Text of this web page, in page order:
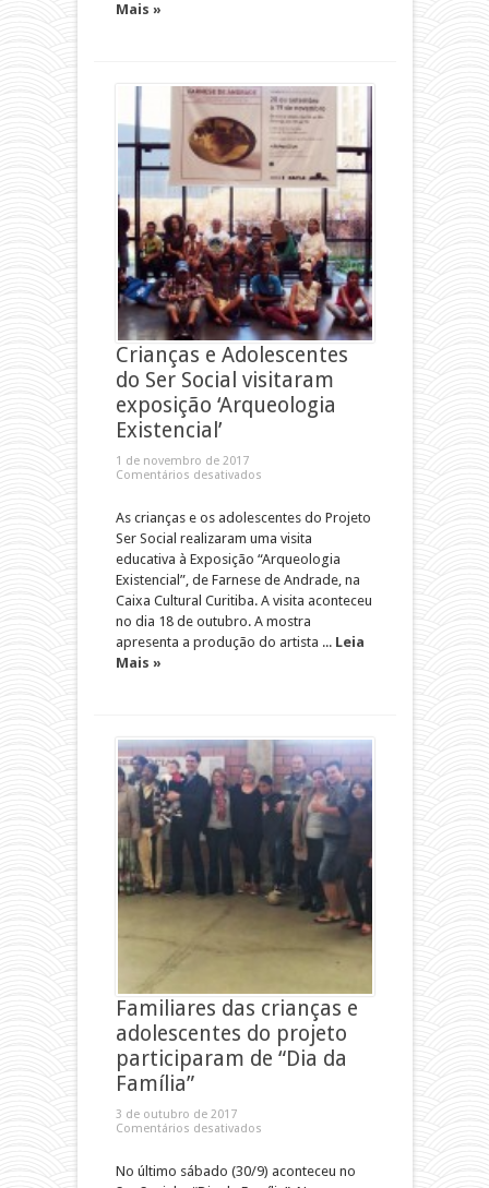
Mais »
Crianças e Adolescentes
do Ser Social visitaram
exposição ‘Arqueologia
Existencial’
1 de novembro de 2017
Comentários desativados
As crianças e os adolescentes do Projeto
Ser Social realizaram uma visita
educativa à Exposição “Arqueologia
Existencial”, de Farnese de Andrade, na
Caixa Cultural Curitiba. A visita aconteceu
no dia 18 de outubro. A mostra
apresenta a produção do artista ... Leia
Mais »
Familiares das crianças e
adolescentes do projeto
participaram de “Dia da
Família”
3 de outubro de 2017
Comentários desativados
No último sábado (30/9) aconteceu no